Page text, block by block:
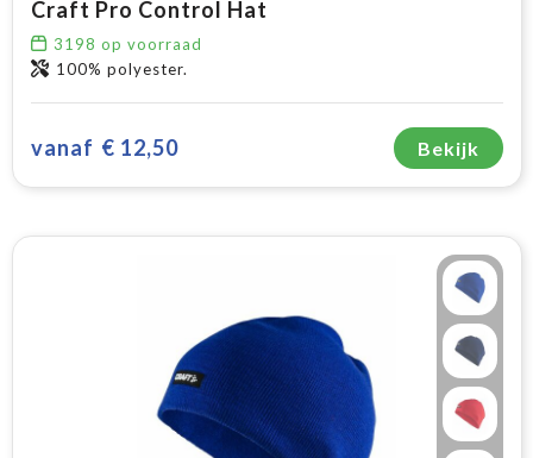
Craft Pro Control Hat
3198 op voorraad
100% polyester.
vanaf € 12,50 Bekijk